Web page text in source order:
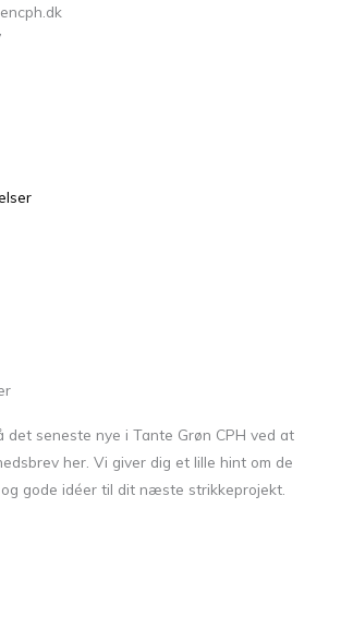
det seneste nye i Tante Grøn CPH ved at
her. Vi giver dig et lille hint om de
gode idéer til dit næste strikkeprojekt.